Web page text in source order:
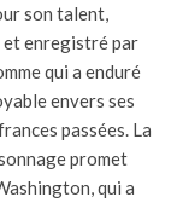
son talent,
et enregistré par
qui a enduré
envers ses
passées. La
promet
qui a